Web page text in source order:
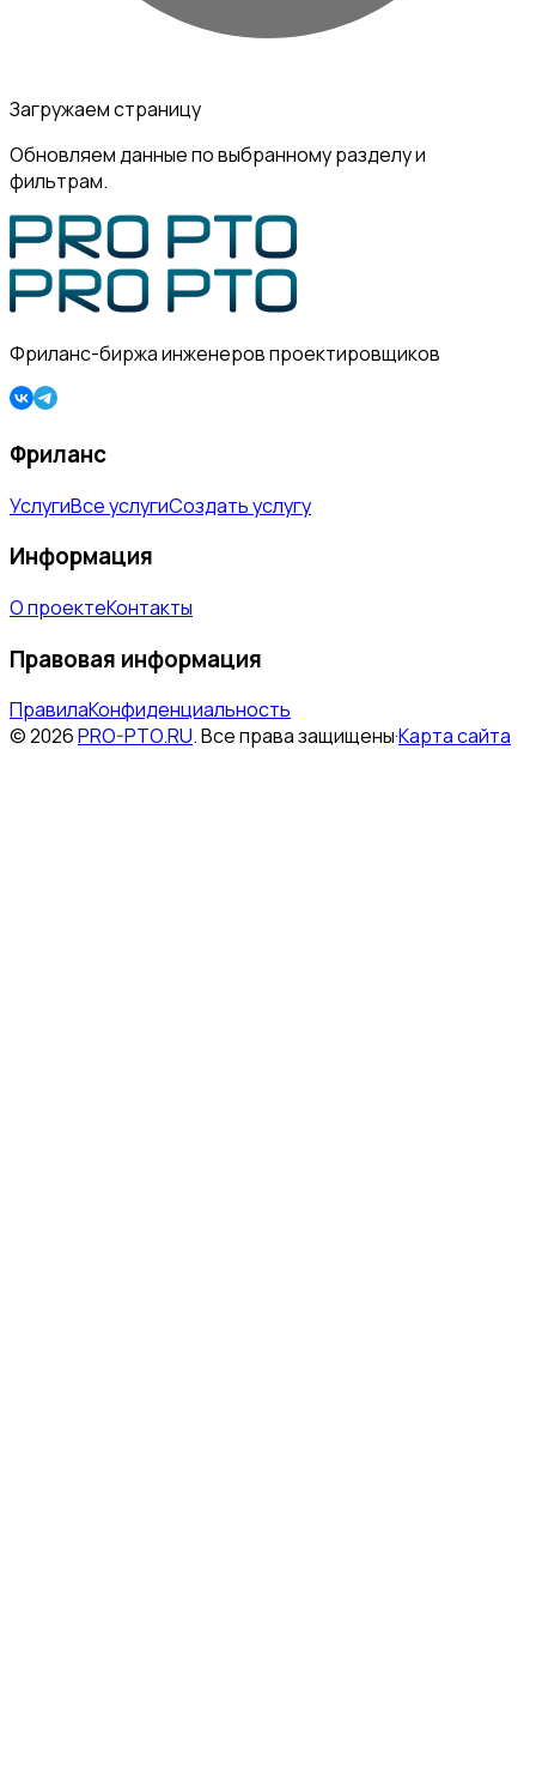
Загружаем страницу
Обновляем данные по выбранному разделу и
фильтрам.
Фриланс-биржа инженеров проектировщиков
Фриланс
УслугиВсе услугиСоздать услугу
Информация
О проектеКонтакты
Правовая информация
ПравилаКонфиденциальность
©2026PRO-PTO.RU.Все права защищены·Карта сайта